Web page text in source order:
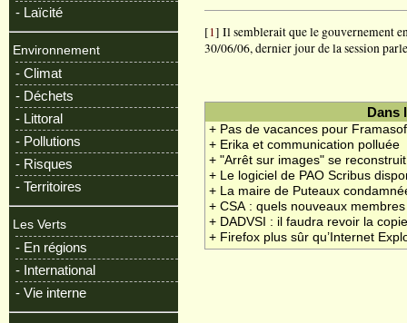
- Laïcité
Environnement
- Climat
- Déchets
- Littoral
- Pollutions
- Risques
- Territoires
Les Verts
- En régions
- International
- Vie interne
[1] Il semblerait que le gouvernement
30/06/06, dernier jour de la session
Dans
+ Pas de vacances pour
+ Erika et communication polluée
+ "Arrêt sur images" se reconstruit
+ Le logiciel de PAO Scribus
+ La maire de Puteaux
+ CSA : quels nouveaux
+ DADVSI : il faudra revoir la
+ Firefox plus sûr qu’Internet